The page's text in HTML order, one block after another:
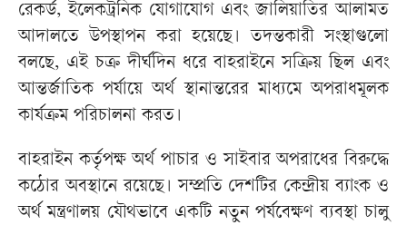
রেকর্ড, ইলেকট্রনিক যোগাযোগ এবং জালিয়াতির আলামত
আদালতে উপস্থাপন করা হয়েছে। তদন্তকারী সংস্থাগুলো
বলছে, এই চক্র দীর্ঘদিন ধরে বাহরাইনে সক্রিয় ছিল এবং
আন্তর্জাতিক পর্যায়ে অর্থ স্থানান্তরের মাধ্যমে অপরাধমূলক
কার্যক্রম পরিচালনা করত।
বাহরাইন কর্তৃপক্ষ অর্থ পাচার ও সাইবার অপরাধের বিরুদ্ধে
কঠোর অবস্থানে রয়েছে। সম্প্রতি দেশটির কেন্দ্রীয় ব্যাংক ও
অর্থ মন্ত্রণালয় যৌথভাবে একটি নতুন পর্যবেক্ষণ ব্যবস্থা চালু